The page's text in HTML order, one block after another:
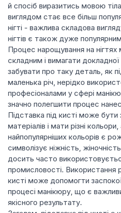
й спосіб виразитись мовою
виглядом стає все більш
нігті - важлива складова
нігтів є також дуже
Процес нарощування на
складним і вимагати
забувати про таку деталь, як
маленька річ, нерідко
професіоналами у сфері
значно полегшити процес
Підставка під кисті може бути
матеріалів і мати різні
найпопулярніших кольорів є
символізує ніжність,
досить часто
промисловості. Використання
кисті може допомогти
процесі манікюру, що є
якісного результату.